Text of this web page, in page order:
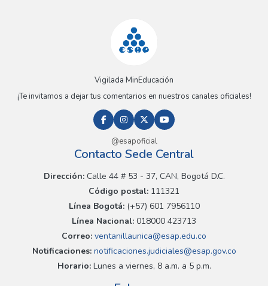
Vigilada MinEducación
¡Te invitamos a dejar tus comentarios en nuestros canales oficiales!
@esapoficial
Contacto Sede Central
Dirección:Calle 44 # 53 - 37, CAN, Bogotá D.C.
Código postal: 111321
Línea Bogotá:(+57) 601 7956110
Línea Nacional: 018000 423713
Correo: ventanillaunica@esap.edu.co
Notificaciones:notificaciones.judiciales@esap.gov.co
Horario:Lunes a viernes, 8 a.m. a 5 p.m.